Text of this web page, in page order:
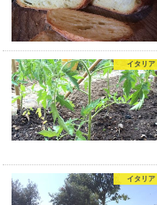
イタリア
イタリア